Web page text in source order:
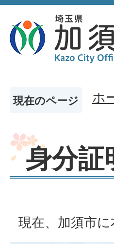
現在のページ ホ
身分証
現在、加須市